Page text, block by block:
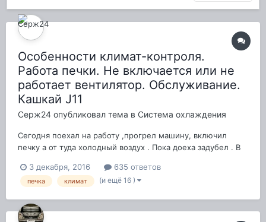
Особенности климат-контроля.
Работа печки. Не включается или не
работает вентилятор. Обслуживание.
Кашкай J11
Серж24 опубликовал тема в Система охлаждения
Сегодня поехал на работу ,прогрел машину, включил
печку а от туда холодный воздух . Пока доеха задубел . В
, только воздух холодный ((((((
3 декабря, 2016 635 ответов
печка климат (и ещё 16 )